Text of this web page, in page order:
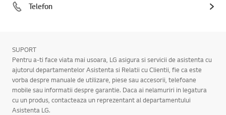
Telefon
SUPORT
Pentru a-ti face viata mai usoara, LG asigura si servicii de asistenta cu
ajutorul departamentelor Asistenta si Relatii cu Clientii, fie ca este
vorba despre manuale de utilizare, piese sau accesorii, telefoane
mobile sau informatii despre garantie. Daca ai nelamuriri in legatura
cu un produs, contacteaza un reprezentant al departamentului
Asistenta LG.